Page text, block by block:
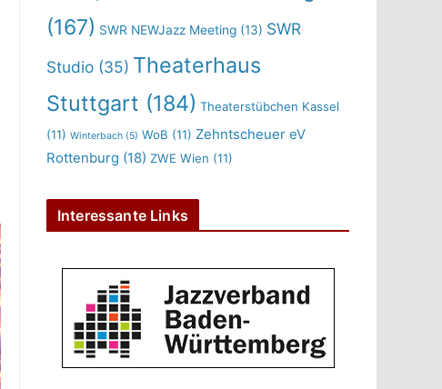
(167) SWR NEWJazz Meeting (13) SWR
Studio (35) Theaterhaus
Stuttgart (184) Theaterstübchen Kassel
(11) Winterbach (5) WoB (11) Zehntscheuer eV
Rottenburg (18) ZWE Wien (11)
Interessante Links